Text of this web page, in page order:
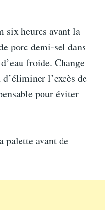
six heures avant la
porc demi-sel dans
froide. Change
l’excès de
pour éviter
palette avant de